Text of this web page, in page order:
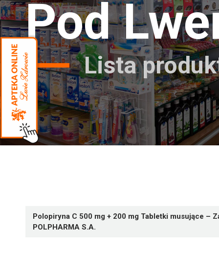
Pod
Lista
Polopiryna C 500 mg + 200 mg Tabletki musujące –
POLPHARMA S.A.